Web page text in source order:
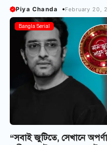
Piya Chanda February 20,
Bangla Serial
“সবাই জুটিতে, সেখানে